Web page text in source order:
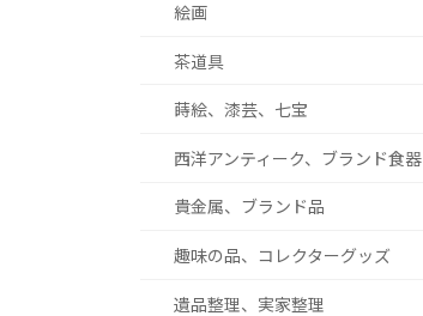
絵画
茶道具
蒔絵、漆芸、七宝
西洋アンティーク、ブランド食器
貴金属、ブランド品
趣味の品、コレクターグッズ
遺品整理、実家整理